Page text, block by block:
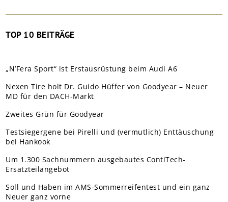
TOP 10 BEITRÄGE
„N’Fera Sport“ ist Erstausrüstung beim Audi A6
Nexen Tire holt Dr. Guido Hüffer von Goodyear – Neuer
MD für den DACH-Markt
Zweites Grün für Goodyear
Testsiegergene bei Pirelli und (vermutlich) Enttäuschung
bei Hankook
Um 1.300 Sachnummern ausgebautes ContiTech-
Ersatzteilangebot
Soll und Haben im AMS-Sommerreifentest und ein ganz
Neuer ganz vorne